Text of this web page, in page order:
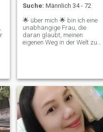
Suche: Männlich 34 - 72
🌟 über mich 🌟 bin ich eine
unabhängige Frau, die
daran glaubt, meinen
eigenen Weg in der Welt zu
mein eigener Chef zu sein.
Mit einem Händchen für
Kreativität biete ich Online-
Dienste wie Fotobearbeitung,
Layout-Design und
Illustration an. ☺️ 🎸 Musik
war schon immer eine
Leidenschaft von mir, und ich